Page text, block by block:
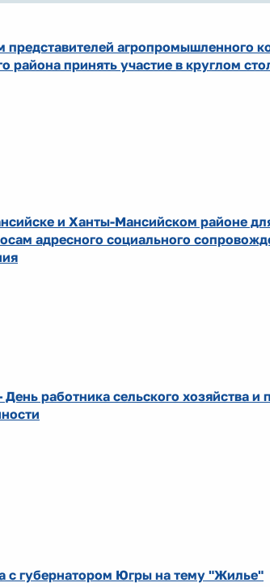
представителей агропромышленного
района принять участие в круглом
и Ханты-Мансийском районе
адресного социального
День работника сельского хозяйства
с губернатором Югры на тему "Жилье"